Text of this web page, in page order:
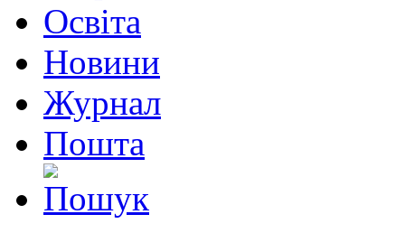
Освіта
Новини
Журнал
Пошта